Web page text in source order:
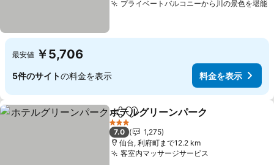
プライベートバルコニーから川の景色を堪能
最安値 ￥5,706
5件のサイトの料金を表示 料金を表示
シェアお気に入りに追加
ホテルグリーンパーク
3 ホテルのランク
7.0
1,275
仙台, 利府町まで12.2 km
客室内マッサージサービス